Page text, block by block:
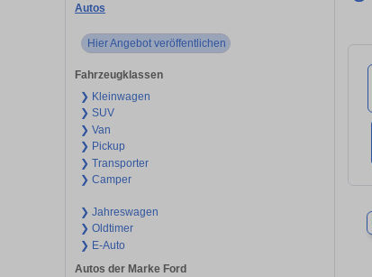
Autos
Hier Angebot veröffentlichen
Fahrzeugklassen
❯ Kleinwagen
❯ SUV
❯ Van
❯ Pickup
❯ Transporter
❯ Camper
❯ Jahreswagen
❯ Oldtimer
❯ E-Auto
Autos der Marke Ford